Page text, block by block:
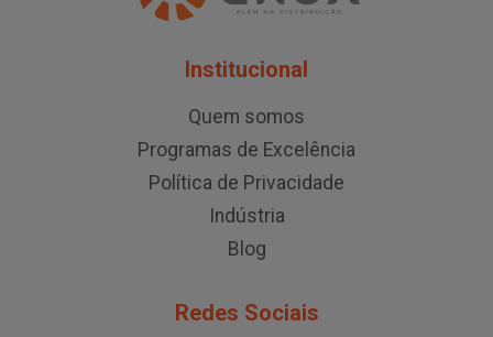
Institucional
Quem somos
Programas de Excelência
Política de Privacidade
Indústria
Blog
Redes Sociais